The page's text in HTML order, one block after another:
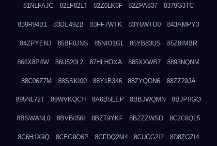
81NLFAJC 82LF82LT 82Z0LK6F 82ZPA837 8379G3TC
839R94B1 83DE49ZB 83FF7WTK 83Y6WTO0 843AMPY3
84ZPYENJ 85BF0JNS 85NIO1GL 85YB83US 85Z8IMBR
866X8P4W 86U520L2 87HLHOXA 885XXWB7 8893NQNM
88C06Z7M 88SSKI00 88Y1B346 88ZYQON6 88ZZ29JA
895NL72T 89WVKQCH 8A6B5EEP 8BBJWQMN 8BJPIIGO
8BSWANL0 8BVB056I 8BZT9YKF 8BZZZWSD 8C2C6QL5
8C6H1X9Q 8CEG9O6P 8CFDQ2M4 8CUCG2I2 8D8ZOZI4